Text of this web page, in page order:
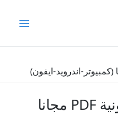
تحميل أشهر كتب الكترونية PDF مجانا